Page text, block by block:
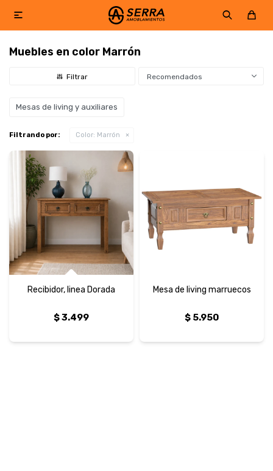

Muebles en color Marrón
Recomendados
Mesas de living y auxiliares
Filtrando por: Color: Marrón
Recibidor, linea Dorada
$3.499
Mesa de living marruecos
$ 5.950